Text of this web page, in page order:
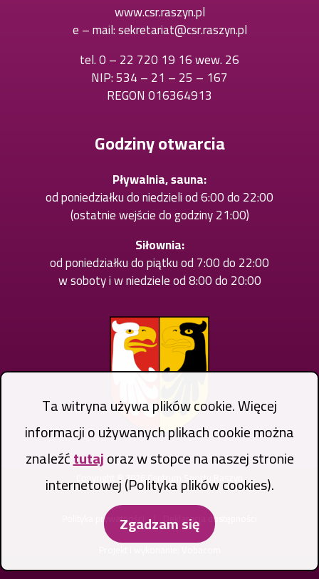
karcie
w
nowej
karcie
www.csr.raszyn.pl
e – mail:sekretariat@csr.raszyn.pl
tel.0 – 22 720 19 16 wew. 26
NIP: 534 – 21 – 25 – 167
REGON 016364913
Godziny otwarcia
Pływalnia, sauna:
od poniedziałku do niedzieli od 6:00 do 22:00
(ostatnie wejście do godziny 21:00)
Siłownia:
od poniedziałku do piątku od 7:00 do 22:00
w soboty i w niedziele od 8:00 do 20:00
Copyright © 2026 Centrum Sportu Raszyn
Stopka
Polityka prywatności
Deklaracja dostępności
się
Ta witryna używa plików cookie. Więcej
informacji o używanych plikach cookie można
znaleźćtutajoraz w stopce na naszej stronie
internetowej (Polityka plików cookies).
Zgadzam się